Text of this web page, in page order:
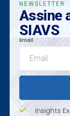
NEWSLETTER
Assine
SIAVS
Email
Insights